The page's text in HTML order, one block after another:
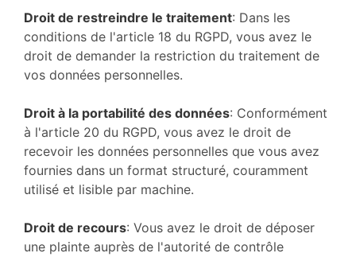
Droit de restreindre le traitement: Dans les
conditions de l'article 18 du RGPD, vous avez le
droit de demander la restriction du traitement de
vos données personnelles.
Droit à la portabilité des données: Conformément
à l'article 20 du RGPD, vous avez le droit de
recevoir les données personnelles que vous avez
fournies dans un format structuré, couramment
utilisé et lisible par machine.
Droit de recours: Vous avez le droit de déposer
une plainte auprès de l'autorité de contrôle